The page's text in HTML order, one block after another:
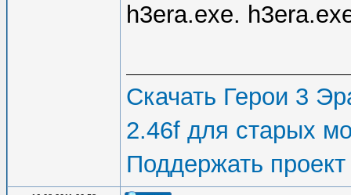
h3era.exe.
Скачать Герои 3
2.46f для старых
Поддержать проект